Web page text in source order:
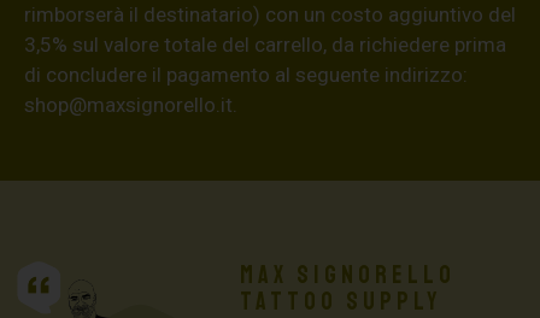
rimborserà il destinatario) con un costo aggiuntivo del
3,5% sul valore totale del carrello, da richiedere prima
di concludere il pagamento al seguente indirizzo:
shop@maxsignorello.it
Max Signorello
Tattoo Supply